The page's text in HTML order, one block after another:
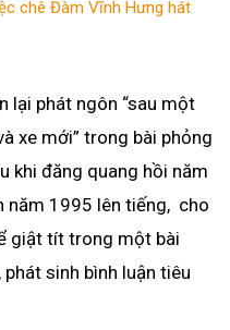
chê Đàm Vĩnh Hưng hát
lại phát ngôn “sau một
xe mới” trong bài phỏng
khi đăng quang hồi năm
năm 1995 lên tiếng, cho
giật tít trong một bài
sinh bình luận tiêu